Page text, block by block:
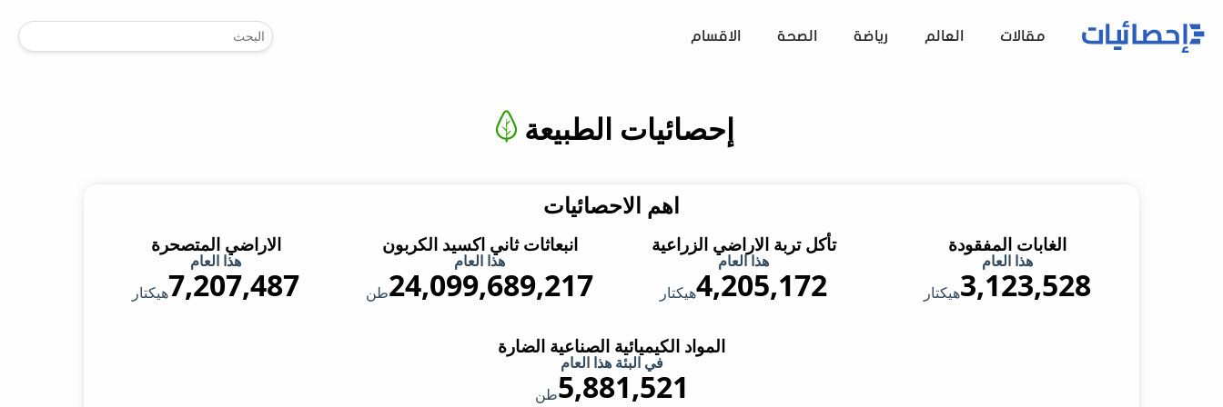
مقالات العالم رياضة الصحة الاقسام
إحصائيات الطبيعة
اهم الاحصائيات
الغابات المفقودة
هذا العام
3,123,528هيكتار
تأكل تربة الاراضي الزراعية
هذا العام
4,205,172هيكتار
انبعاثات ثاني اكسيد الكربون
هذا العام
24,099,689,730طن
الاراضي المتصحرة
هذا العام
7,207,487هيكتار
المواد الكيميائية الصناعية الضارة
في البئة هذا العام
5,881,522طن